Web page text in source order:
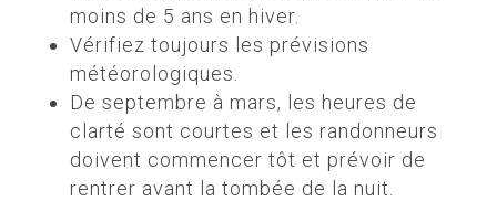
moins de 5 ans en hiver.
Vérifiez toujours les prévisions
météorologiques.
De septembre à mars, les heures de
clarté sont courtes et les randonneurs
doivent commencer tôt et prévoir de
rentrer avant la tombée de la nuit.